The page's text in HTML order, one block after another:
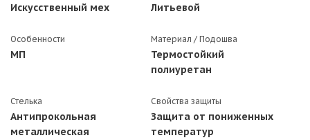
Искусственный мех Литьевой
Особенности
МП
Материал / Подошва
Термостойкий
полиуретан
Стелька
Антипрокольная
металлическая
Свойства защиты
Защита от пониженных
температур